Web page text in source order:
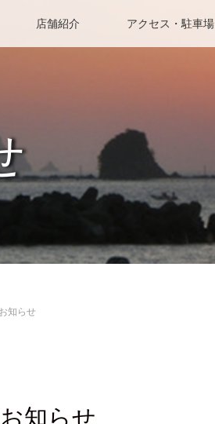
店舗紹介 アクセス・駐車場
知らせ
知らせ